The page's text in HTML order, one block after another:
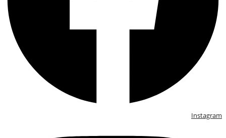
Instagram